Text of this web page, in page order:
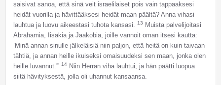
saisivat sanoa, että sinä veit israelilaiset pois vain tappaaksesi
heidät vuorilla ja hävittääksesi heidät maan päältä? Anna vihasi
lauhtua ja luovu aikeestasi tuhota kansasi. 13
Muista palvelijoitasi
Abrahamia, Iisakia ja Jaakobia, joille vannoit oman itsesi kautta:
’Minä annan sinulle jälkeläisiä niin paljon, että heitä on kuin taivaan
tähtiä, ja annan heille ikuiseksi omaisuudeksi sen maan, jonka olen
heille luvannut.'” 14Niin Herran viha lauhtui, ja hän päätti luopua
siitä hävityksestä, jolla oli uhannut kansaansa.